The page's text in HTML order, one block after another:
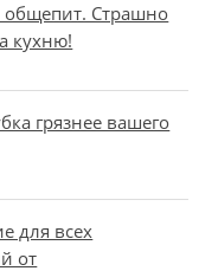
общепит. Страшно
кухню!
грязнее вашего
для всех
от